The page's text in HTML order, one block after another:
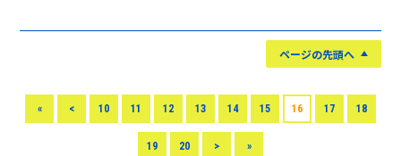
ページの先頭へ
« < 10 11 12 13 14 15 16 17 18
19 20 > »